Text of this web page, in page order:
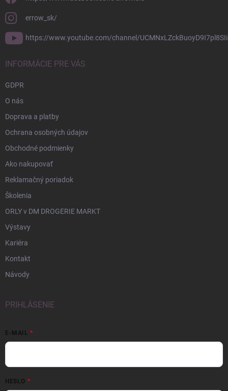
errow_sk/
https://www.youtube.com/channel/
INFORMÁCIE PRE VÁS
GDPR
O nás
Doprava a platby
Ochrana osobných údajov
Obchodné podmienky
Ako nakupovať
Reklamačný poriadok
Školenia
ORLY v DM DROGERIE MARKT
Výstavy
Kariéra
Kontakt
Návody
PRIHLÁSENIE
E-MAIL
HESLO